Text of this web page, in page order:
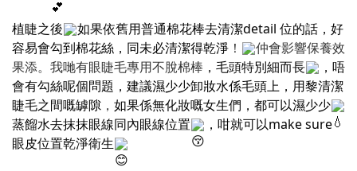
植睫之後
如果依舊用普通棉花棒去清潔detail 位的話，好
容易會勾到棉花絲，同未必清潔得乾淨 ！
仲會影響保養效
果添。我哋有眼睫毛專用不脫棉棒 ，毛頭特別細而長
，唔
會有勾絲呢個問題，建議濕少少卸妝水係毛頭上，用黎清潔
睫毛之間嘅罅隙 ， 如果係無化妝嘅女生們，都可以濕少少
蒸餾水去抹抹眼線同內眼線位置
，咁就可以make sure
眼皮位置乾淨衛生